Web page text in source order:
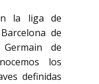
la liga de
de
de
los
definidas